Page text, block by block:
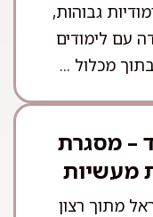
גבוהות,
עם לימודים
מכלול ...
– מסגרת
מעשיות
מתוך רצון